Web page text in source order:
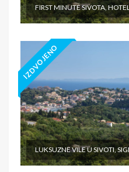
FIRST MINUTE SIVOTA,
IZDVOJENO
LUKSUZNE VILE U SIVOTI,